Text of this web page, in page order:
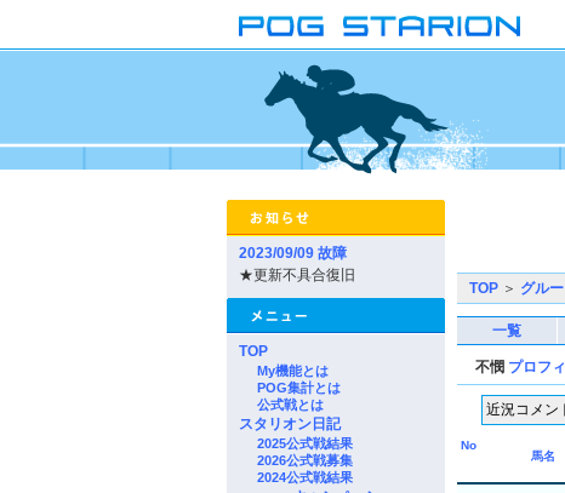
2023/09/09 故障
★更新不具合復旧
TOP
My機能とは
POG集計とは
公式戦とは
スタリオン日記
2025公式戦結果
2026公式戦募集
2024公式戦結果
TOP ＞ グル
一覧
不憫 プロフ
No
馬名